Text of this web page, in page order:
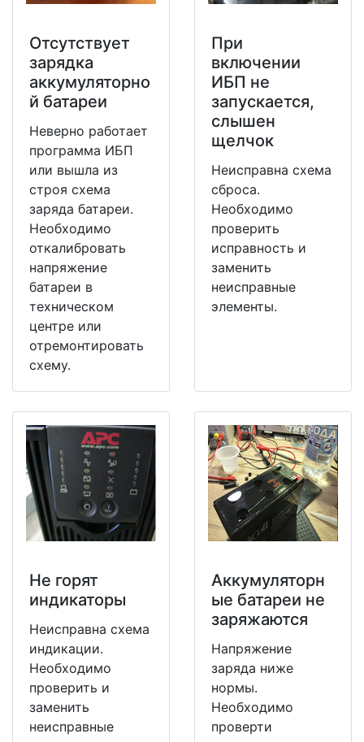
Отсутствует
зарядка
аккумуляторно
й батареи
Неверно работает
программа ИБП
или вышла из
строя схема
заряда батареи.
Необходимо
откалибровать
напряжение
батареи в
техническом
центре или
отремонтировать
схему.
При
включении
ИБП не
запускается,
слышен
щелчок
Неисправна схема
сброса.
Необходимо
проверить
исправность и
заменить
неисправные
элементы.
Не горят
индикаторы
Неисправна схема
индикации.
Необходимо
проверить и
заменить
неисправные
Аккумуляторн
ые батареи не
заряжаются
Напряжение
заряда ниже
нормы.
Необходимо
проверти